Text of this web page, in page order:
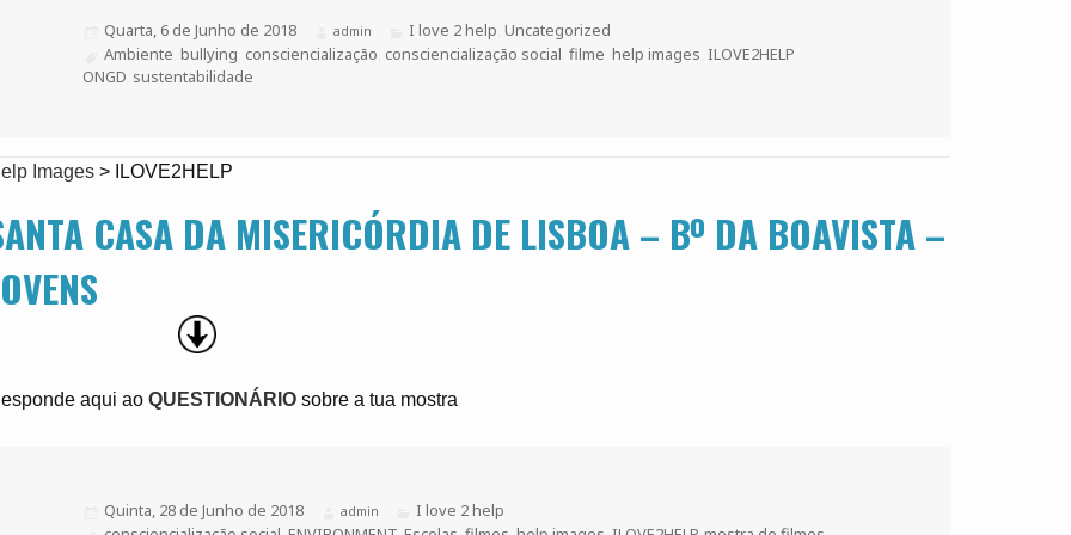
Publicado
Quarta, 6 de Junho de 2018 Autor
admin Categorias
I love 2 help ,Uncategorized
Etiquetas
Ambiente ,bullying consciencialização consciencialização social ,filme ,help images ILOVE2HELP,
ONGD sustentabilidade
Images> ILOVE2HELP
CASA DA MISERICÓRDIA DE LISBOA – Bº DA BOAVISTA –
aqui ao QUESTIONÁRIOsobre a tua mostra
Publicado
Quinta, 28 de Junho de 2018 Autor
admin Categorias
I love 2 help